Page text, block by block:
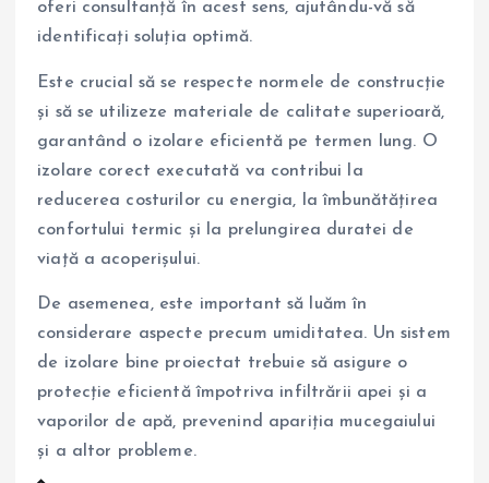
oferi consultanță în acest sens, ajutându-vă să
identificați soluția optimă.
Este crucial să se respecte normele de construcție
și să se utilizeze materiale de calitate superioară,
garantând o izolare eficientă pe termen lung. O
izolare corect executată va contribui la
reducerea costurilor cu energia, la îmbunătățirea
confortului termic și la prelungirea duratei de
viață a acoperișului.
De asemenea, este important să luăm în
considerare aspecte precum umiditatea. Un sistem
de izolare bine proiectat trebuie să asigure o
protecție eficientă împotriva infiltrării apei și a
vaporilor de apă, prevenind apariția mucegaiului
și a altor probleme.